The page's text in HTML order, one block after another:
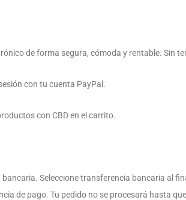
de forma segura, cómoda y rentable. Sin
con tu cuenta PayPal.
con CBD en el carrito.
Seleccione transferencia bancaria al
de pago. Tu pedido no se procesará hasta